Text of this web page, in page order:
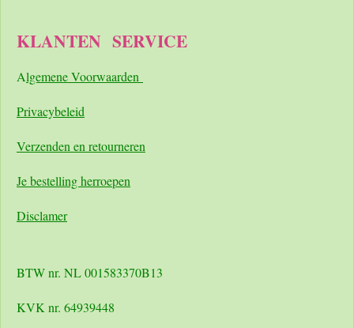
KLANTEN SERVICE
Algemene Voorwaarden
Privacybeleid
Verzenden en retourneren
Je bestelling herroepen
Disclamer
BTW nr. NL 001583370B13
KVK nr. 64939448